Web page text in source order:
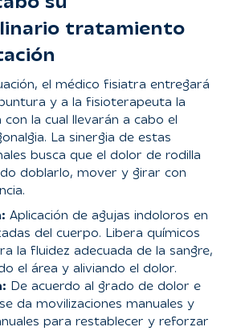
tratamiento
el médico fisiatra entregará
y a la fisioterapeuta la
la cual llevarán a cabo el
La sinergia de estas
busca que el dolor de rodilla
doblarlo, mover y girar con
Aplicación de agujas indoloros en
del cuerpo. Libera químicos
la fluidez adecuada de la sangre,
el área y aliviando el dolor.
De acuerdo al grado de dolor e
da movilizaciones manuales y
para restablecer y reforzar